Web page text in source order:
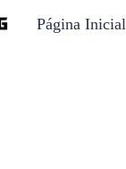
Página Inicial